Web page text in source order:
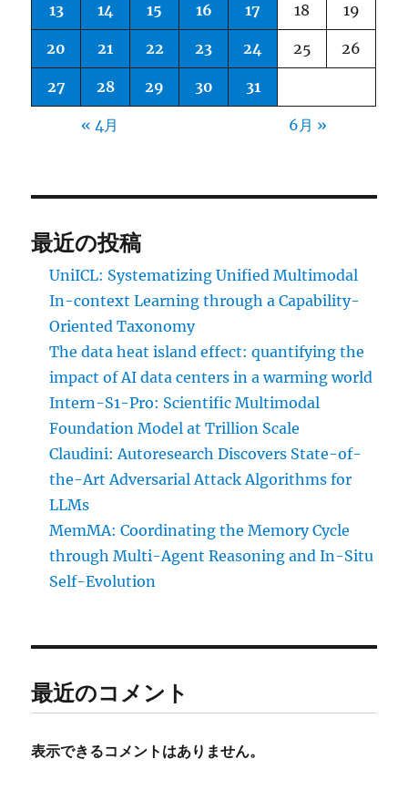
13 14 15 16 17 18 19
20 21 22 23 24 25 26
27 28 29 30 31
« 4月 6月 »
最近の投稿
UniICL: Systematizing Unified Multimodal
In-context Learning through a Capability-
Oriented Taxonomy
The data heat island effect: quantifying the
impact of AI data centers in a warming world
Intern-S1-Pro: Scientific Multimodal
Foundation Model at Trillion Scale
Claudini: Autoresearch Discovers State-of-
the-Art Adversarial Attack Algorithms for
LLMs
MemMA: Coordinating the Memory Cycle
through Multi-Agent Reasoning and In-Situ
Self-Evolution
最近のコメント
表示できるコメントはありません。